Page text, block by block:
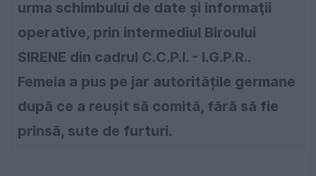
urma schimbului de date şi informaţii
operative, prin intermediul Biroului
SIRENE din cadrul C.C.P.I. - I.G.P.R..
Femeia a pus pe jar autoritățile germane
după ce a reușit să comită, fără să fie
prinsă, sute de furturi.